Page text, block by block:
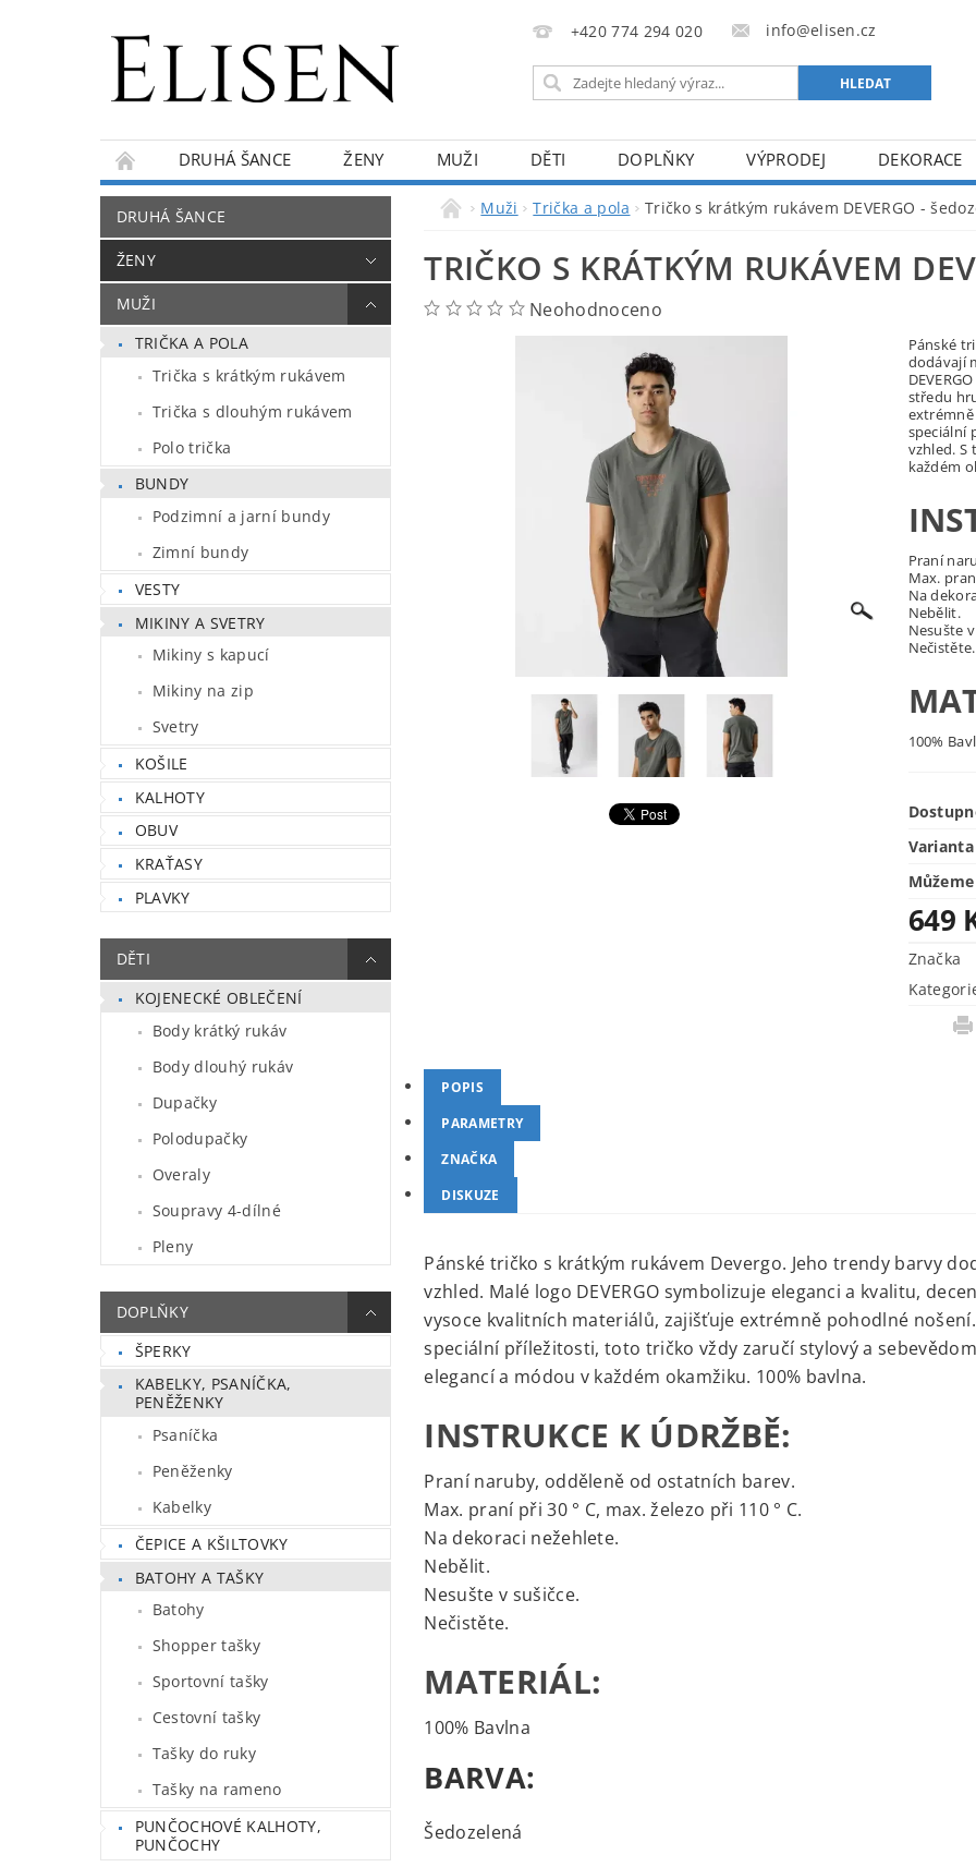
+420 774 294 020 info@elisen.cz
DRUHÁ ŠANCE ŽENY MUŽI DĚTI DOPLŇKY VÝPRODEJ
DEKORACE
KONTAKTY
O NÁS BLOG
DRUHÁ ŠANCE
ŽENY
MUŽI
TRIČKA A POLA
Trička s krátkým rukávem
Trička s dlouhým rukávem
Polo trička
BUNDY
Podzimní a jarní bundy
Zimní bundy
VESTY
MIKINY A SVETRY
Mikiny s kapucí
Mikiny na zip
Svetry
KOŠILE
KALHOTY
OBUV
KRAŤASY
PLAVKY
DĚTI
KOJENECKÉ OBLEČENÍ
Body krátký rukáv
Body dlouhý rukáv
Dupačky
Polodupačky
Overaly
Soupravy 4-dílné
Pleny
DOPLŇKY
ŠPERKY
KABELKY, PSANÍČKA,
PENĚŽENKY
Psaníčka
Peněženky
Kabelky
ČEPICE A KŠILTOVKY
BATOHY A TAŠKY
Batohy
Shopper tašky
Sportovní tašky
Cestovní tašky
Tašky do ruky
Tašky na rameno
PUNČOCHOVÉ KALHOTY,
PUNČOCHY
Muži Trička a pola Tričko s krátkým rukávem DEVERGO -
TRIČKO S KRÁTKÝM RUKÁVEM
Neohodnoceno
Pánské
dodávají
středu
speciální
vzhled. S
každém
Praní
Max.
Na
Nebělit.
Nesušte
Nečistěte.
100%
Varianta
649
Značka
POPIS
PARAMETRY
ZNAČKA
DISKUZE
Pánské tričko s krátkým rukávem Devergo. Jeho trendy barvy
vzhled. Malé logo DEVERGO symbolizuje eleganci a kvalitu,
vysoce kvalitních materiálů, zajišťuje extrémně pohodlné
speciální příležitosti, toto tričko vždy zaručí stylový a
elegancí a módou v každém okamžiku. 100% bavlna.
INSTRUKCE K ÚDRŽBĚ:
Praní naruby, odděleně od ostatních barev.
Max. praní při 30 ° C, max. železo při 110 ° C.
Na dekoraci nežehlete.
Nebělit.
Nesušte v sušičce.
Nečistěte.
MATERIÁL:
100% Bavlna
BARVA:
Šedozelená